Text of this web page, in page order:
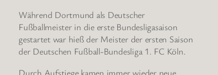
Während Dortmund als Deutscher
Fußballmeister in die erste Bundesligasaison
gestartet war hieß der Meister der ersten Saison
der Deutschen Fußball-Bundesliga 1. FC Köln.
Durch Aufstiege kamen immer wieder neue